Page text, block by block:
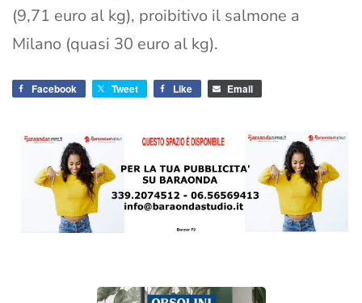
(9,71 euro al kg), proibitivo il salmone a
Milano (quasi 30 euro al kg).
Facebook Tweet Like Email